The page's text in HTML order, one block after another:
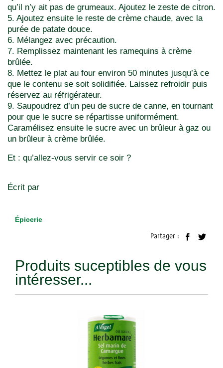
qu’il n’y ait pas de grumeaux. Ajoutez le zeste de citron.
5. Ajoutez ensuite le reste de crème chaude, avec la
purée de patate douce.
6. Mélangez avec précaution.
7. Remplissez maintenant les ramequins à crème
brûlée.
8. Mettez le plat au four environ 50 minutes jusqu’à ce
que le contenu se soit solidifiée. Laissez refroidir puis
réservez au réfrigérateur.
9. Saupoudrez d’un peu de sucre de canne, en tournant
pour que le sucre se répartisse uniformément.
Caramélisez ensuite le sucre avec un brûleur à gaz ou
un brûleur à crème brûlée.
Et : qu’allez-vous servir ce soir ?
Écrit par
Épicerie
Partager :
Produits suceptibles de vous
intéresser...